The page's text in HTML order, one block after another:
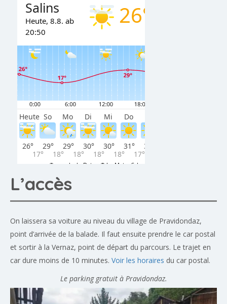
L’accès
On laissera sa voiture au niveau du village de Pravidondaz,
point d’arrivée de la balade. Il faut ensuite prendre le car postal
et sortir à la Vernaz, point de départ du parcours. Le trajet en
car dure moins de 10 minutes. Voir les horaires du car postal.
Le parking gratuit à Pravidondaz.